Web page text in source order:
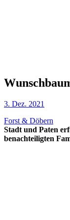
3. Dez. 2021
Forst & Döbern
Stadt und Paten
benachteiligten